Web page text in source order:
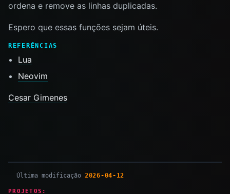
ordena e remove as linhas duplicadas.
Espero que essas funções sejam úteis.
REFERÊNCIAS
Lua
Neovim
Cesar Gimenes
Última modificação 2026-04-12
PROJETOS: